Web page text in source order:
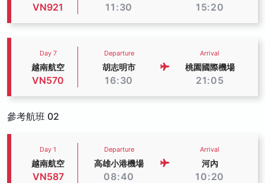
VN921 11:30 15:20
Day 7
越南航空
VN570
Departure
胡志明市
16:30
Arrival
桃園國際機場
21:05
參考航班 02
Day 1
越南航空
VN587
Departure
高雄小港機場
08:40
Arrival
河內
10:20